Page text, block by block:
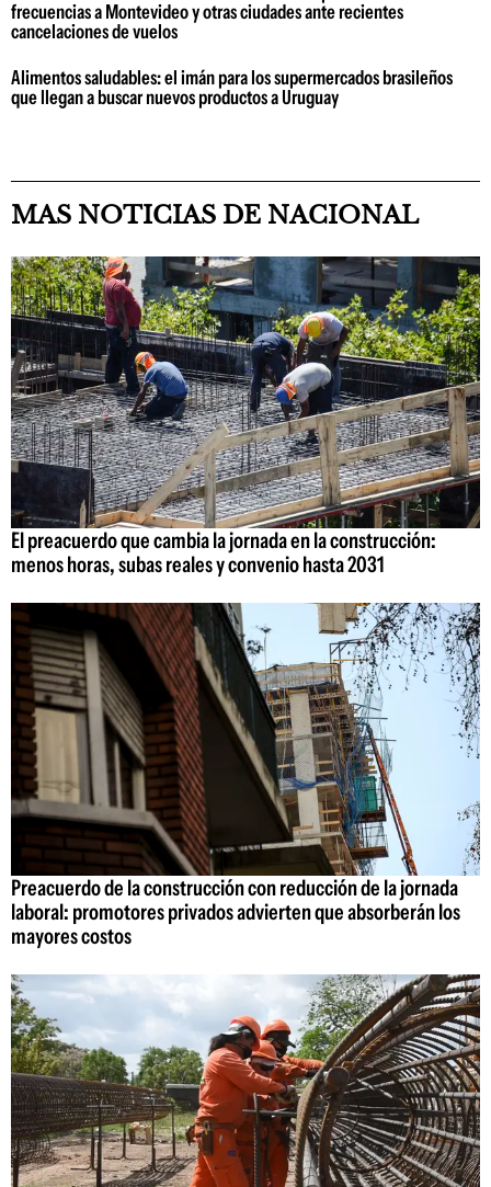
frecuencias a Montevideo y otras ciudades ante recientes
cancelaciones de vuelos
Alimentos saludables: el imán para los supermercados brasileños
que llegan a buscar nuevos productos a Uruguay
MAS NOTICIAS DE NACIONAL
El preacuerdo que cambia la jornada en la construcción:
menos horas, subas reales y convenio hasta 2031
Preacuerdo de la construcción con reducción de la jornada
laboral: promotores privados advierten que absorberán los
mayores costos